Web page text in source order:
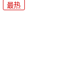
最热